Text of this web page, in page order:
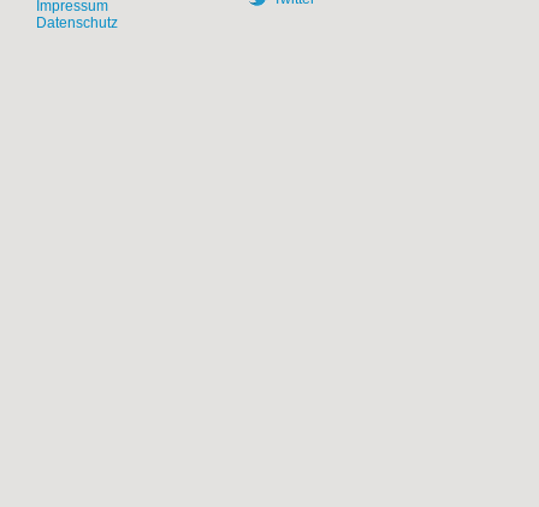
Impressum
Datenschutz